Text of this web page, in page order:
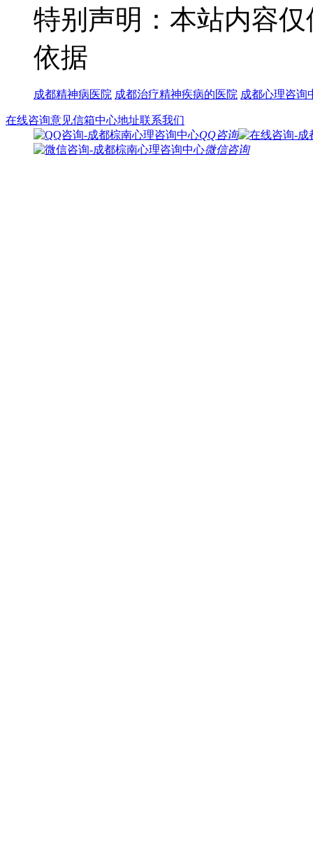
特别声明：本站内容
依据
成都精神病医院 成都治疗精神疾病的医院 成都心理咨询
在线咨询意见信箱中心地址联系我们
QQ咨询
微信咨询